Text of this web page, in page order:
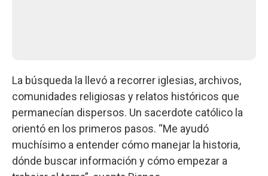
La búsqueda la llevó a recorrer iglesias, archivos,
comunidades religiosas y relatos históricos que
permanecían dispersos. Un sacerdote católico la
orientó en los primeros pasos. “Me ayudó
muchísimo a entender cómo manejar la historia,
dónde buscar información y cómo empezar a